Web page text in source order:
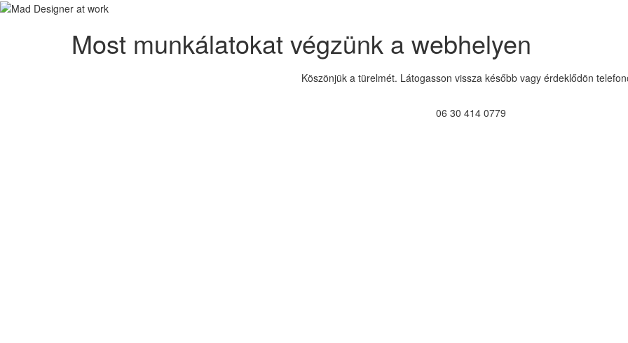
Most munkálatokat végzünk a webhelyen
Köszönjük a türelmét. Látogasson vissza később vagy érdeklődön
06 30 414 0779